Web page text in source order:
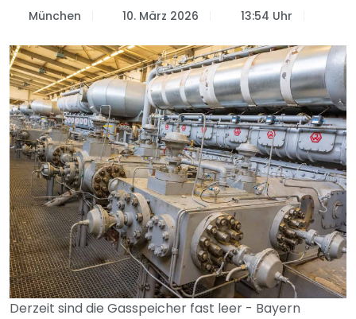
München 10. März 2026 13:54 Uhr
Derzeit sind die Gasspeicher fast leer - Bayern